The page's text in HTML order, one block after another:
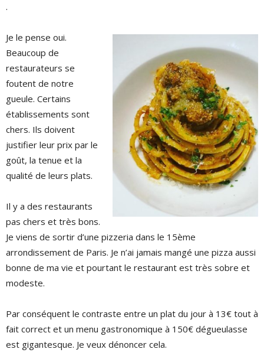
.
Je le pense oui.
Beaucoup de
restaurateurs se
foutent de notre
gueule. Certains
établissements sont
chers. Ils doivent
justifier leur prix par le
goût, la tenue et la
qualité de leurs plats.
Il y a des restaurants
pas chers et très bons.
Je viens de sortir d’une pizzeria dans le 15ème
arrondissement de Paris. Je n’ai jamais mangé une pizza aussi
bonne de ma vie et pourtant le restaurant est très sobre et
modeste.
Par conséquent le contraste entre un plat du jour à 13€ tout à
fait correct et un menu gastronomique à 150€ dégueulasse
est gigantesque. Je veux dénoncer cela.